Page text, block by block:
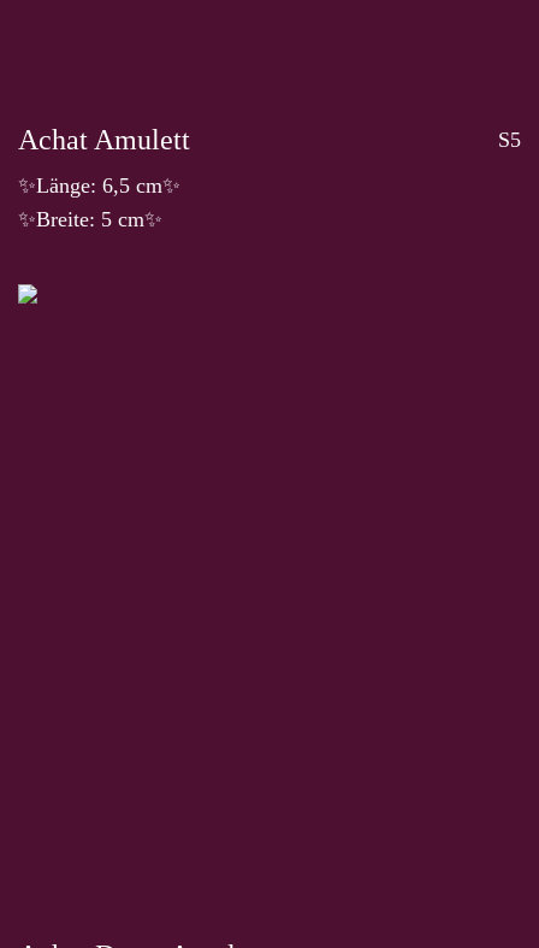
Achat Amulett
S5
✨Länge: 6,5 cm✨
✨Breite: 5 cm✨